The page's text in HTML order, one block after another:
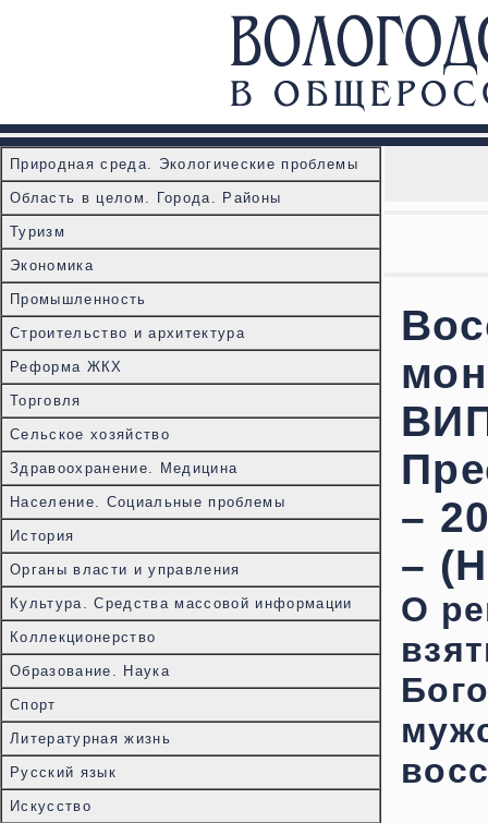
Природная среда. Экологические проблемы
Область в целом. Города. Районы
Туризм
Экономика
Промышленность
Строительство и архитектура
Реформа ЖКХ
Торговля
Сельское хозяйство
Здравоохранение. Медицина
Население. Социальные проблемы
История
Органы власти и управления
Культура. Средства массовой информации
Коллекционерство
Образование. Наука
Спорт
Литературная жизнь
Русский язык
Искусство
–
–
О